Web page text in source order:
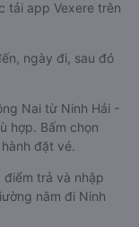
tải app Vexere trên
ngày đi, sau đó
Nai từ Ninh Hải -
hợp. Bấm chọn
đặt vé.
trả và nhập
nằm đi Ninh